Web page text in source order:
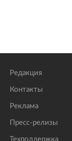
Редакция
Контакты
Реклама
Пресс-релизы
Техподдержка